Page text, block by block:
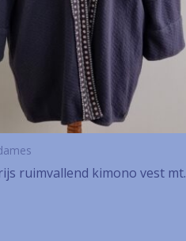
ruimvallend kimono vest mt.